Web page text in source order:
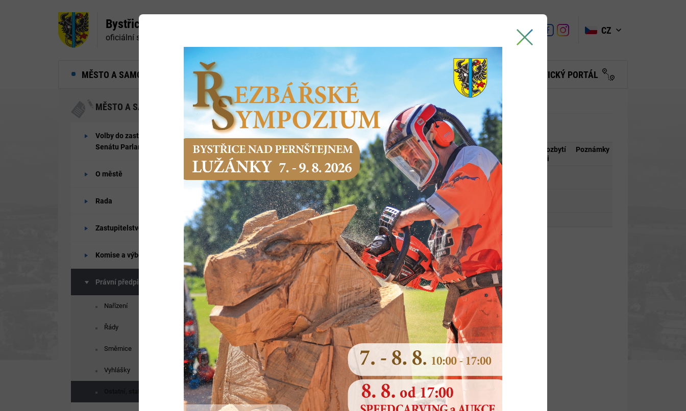
MĚSTO A SAMOSPRÁVA MĚSTSKÝ ÚŘAD PODNIKÁNÍ SERVIS OBČANŮM TURISTICKÝ PORTÁL
Bystřice nad Pernštejnem
oficiální stránky města
Turistické
informační
LinkLinkLink
CZ
MĚSTO A SAMOSPRÁVA
Volby do zastupitelstev obcí a
Senátu Parlamentu ČR 2026
O městě
Rada
Zastupitelstvo
Komise a výbory
Právní předpisy
Nařízení
Řády
Směrnice
Vyhlášky
Domů Město a samospráva Právní předpisy Ostatní, statusy
OSTATNÍ, STATUSY
P.č.
Číslo
předpisu
Název předpisu
Datum
schválení
Datum nabytí
platnosti
Datum nabytí
účinnosti
Datum pozbytí
účinnosti
Poznámky
2005
Požární poplachová
směrnice domy
15.12.2005
2024
Status sociálního
fondu
11.12.2024 12.12.2024 12.12.2024
2024 Status rozvoje bydlení 11.12.2024 12.12.2024 12.12.2024